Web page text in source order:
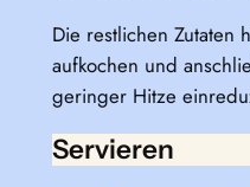
Die restlichen Zutaten
aufkochen und
geringer Hitze
Servieren